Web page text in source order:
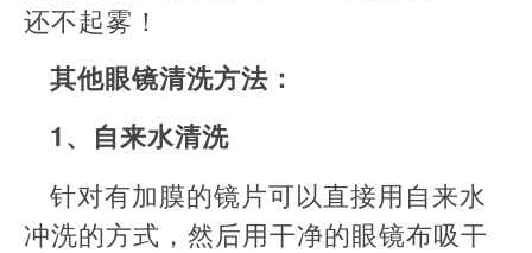
还不起雾！
其他眼镜清洗方法：
1、自来水清洗
针对有加膜的镜片可以直接用自来水
冲洗的方式，然后用干净的眼镜布吸干